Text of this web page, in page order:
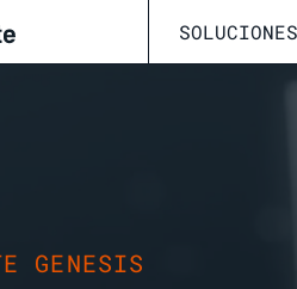
SOLUCIONES
GENESIS